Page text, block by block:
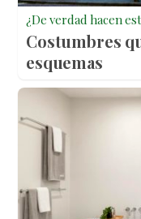
¿De verdad hacen
Costumbres
esquemas